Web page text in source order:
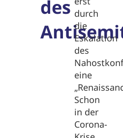
des durch
die
Eskalation
des
eine
Schon
in der
Corona-